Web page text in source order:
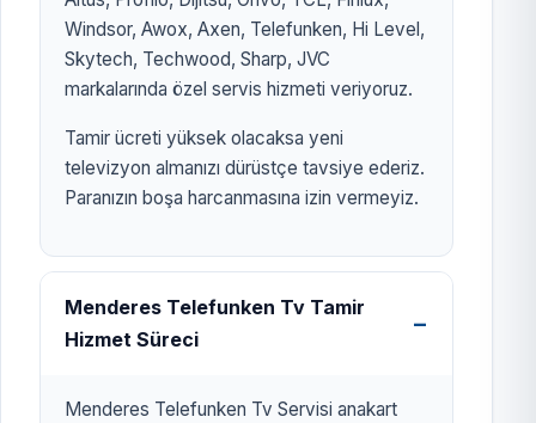
Windsor, Awox, Axen, Telefunken, Hi Level,
Skytech, Techwood, Sharp, JVC
markalarında özel servis hizmeti veriyoruz.
Tamir ücreti yüksek olacaksa yeni
televizyon almanızı dürüstçe tavsiye ederiz.
Paranızın boşa harcanmasına izin vermeyiz.
Menderes Telefunken Tv Tamir
Hizmet Süreci
Menderes Telefunken Tv Servisi anakart